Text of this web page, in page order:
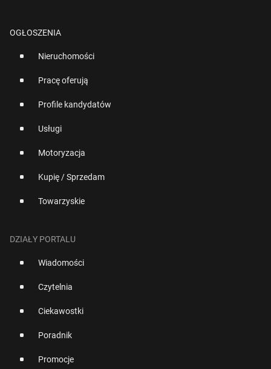
OGŁOSZENIA
Nieruchomości
Pracę oferują
Profile kandydatów
Usługi
Motoryzacja
Kupię / Sprzedam
Towarzyskie
DZIAŁY PORTALU
Wiadomości
Czytelnia
Ciekawostki
Poradnik
Promocje